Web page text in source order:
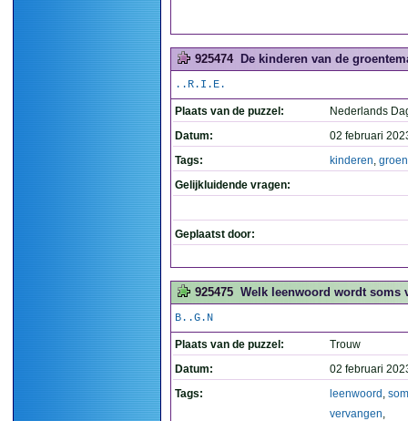
925474 De kinderen van de
..R.I.E.
Plaats van de puzzel:
Nederlands
Datum:
02 februari
Tags:
kinderen,
Gelijkluidende vragen:
Geplaatst door:
925475 Welk leenwoord wordt soms
B..G.N
Plaats van de puzzel:
Trouw
Datum:
02 februari
Tags:
leenwoord ,
vervangen,